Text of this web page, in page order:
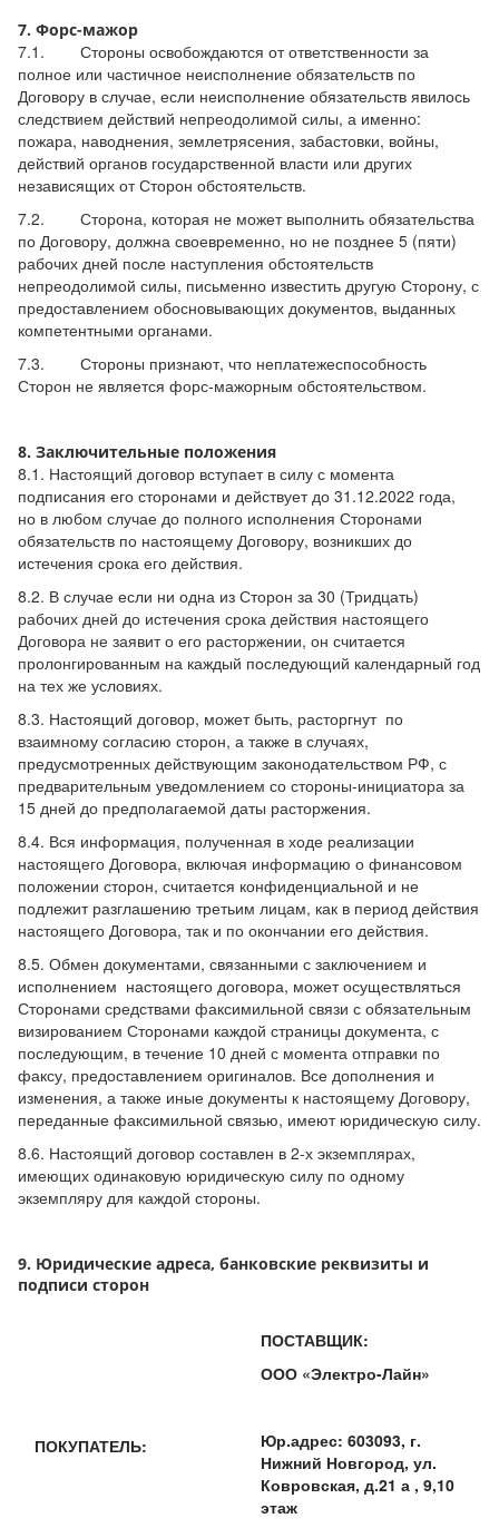
7. Форс-мажор
7.1. Стороны освобождаются от ответственности за
полное или частичное неисполнение обязательств по
Договору в случае, если неисполнение обязательств явилось
следствием действий непреодолимой силы, а именно:
пожара, наводнения, землетрясения, забастовки, войны,
действий органов государственной власти или других
независящих от Сторон обстоятельств.
7.2. Сторона, которая не может выполнить обязательства
по Договору, должна своевременно, но не позднее 5 (пяти)
рабочих дней после наступления обстоятельств
непреодолимой силы, письменно известить другую Сторону, с
предоставлением обосновывающих документов, выданных
компетентными органами.
7.3. Стороны признают, что неплатежеспособность
Сторон не является форс-мажорным обстоятельством.
8. Заключительные положения
8.1. Настоящий договор вступает в силу с момента
подписания его сторонами и действует до 31.12.2022 года,
но в любом случае до полного исполнения Сторонами
обязательств по настоящему Договору, возникших до
истечения срока его действия.
8.2. В случае если ни одна из Сторон за 30 (Тридцать)
рабочих дней до истечения срока действия настоящего
Договора не заявит о его расторжении, он считается
пролонгированным на каждый последующий календарный год
на тех же условиях.
8.3. Настоящий договор, может быть, расторгнут по
взаимному согласию сторон, а также в случаях,
предусмотренных действующим законодательством РФ, с
предварительным уведомлением со стороны-инициатора за
15 дней до предполагаемой даты расторжения.
8.4. Вся информация, полученная в ходе реализации
настоящего Договора, включая информацию о финансовом
положении сторон, считается конфиденциальной и не
подлежит разглашению третьим лицам, как в период действия
настоящего Договора, так и по окончании его действия.
8.5. Обмен документами, связанными с заключением и
исполнением настоящего договора, может осуществляться
Сторонами средствами факсимильной связи с обязательным
визированием Сторонами каждой страницы документа, с
последующим, в течение 10 дней с момента отправки по
факсу, предоставлением оригиналов. Все дополнения и
изменения, а также иные документы к настоящему Договору,
переданные факсимильной связью, имеют юридическую силу.
8.6. Настоящий договор составлен в 2-х экземплярах,
имеющих одинаковую юридическую силу по одному
экземпляру для каждой стороны.
9. Юридические адреса, банковские реквизиты и
подписи сторон
ПОКУПАТЕЛЬ:
ПОСТАВЩИК:
ООО «Электро-Лайн»
Юр.адрес: 603093, г.
Нижний Новгород, ул.
Ковровская, д.21 а , 9,10
этаж